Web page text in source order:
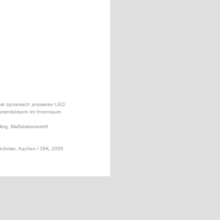
dynamisch animierter LED
im Innenraum
Maßstabsmodell
Aachen / DHL 2005